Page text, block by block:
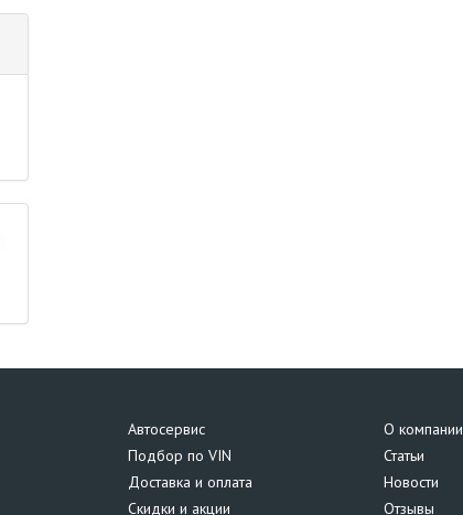
Автосервис
Подбор по VIN
Доставка и оплата
Скидки и акции
О компании
Статьи
Новости
Отзывы